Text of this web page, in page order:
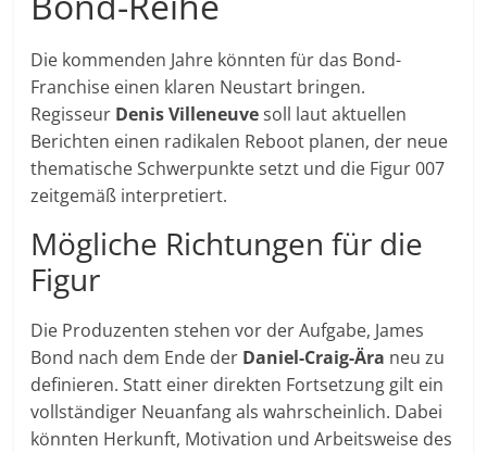
Die kommenden Jahre könnten für das Bond-
Franchise einen klaren Neustart bringen.
Regisseur Denis Villeneuvesoll laut aktuellen
Berichten einen radikalen Reboot planen, der neue
thematische Schwerpunkte setzt und die Figur 007
zeitgemäß interpretiert.
Mögliche Richtungen für die
Figur
Die Produzenten stehen vor der Aufgabe, James
Bond nach dem Ende der Daniel-Craig-Ära neu zu
definieren. Statt einer direkten Fortsetzung gilt ein
vollständiger Neuanfang als wahrscheinlich. Dabei
könnten Herkunft, Motivation und Arbeitsweise des